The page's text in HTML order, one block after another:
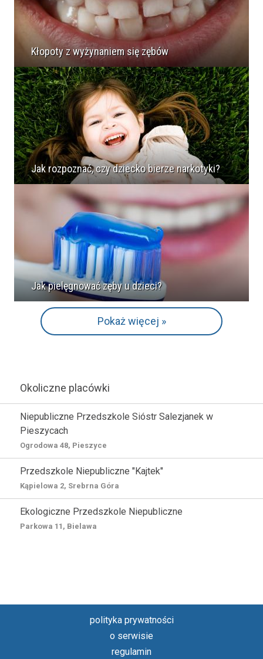
Kłopoty z wyżynaniem się zębów
Jak rozpoznać, czy dziecko bierze narkotyki?
Jak pielęgnować zęby u dzieci?
Pokaż więcej »
Okoliczne placówki
Niepubliczne Przedszkole Sióstr Salezjanek w
Pieszycach
Ogrodowa 48, Pieszyce
Przedszkole Niepubliczne "Kajtek"
Kąpielowa 2, Srebrna Góra
Ekologiczne Przedszkole Niepubliczne
Parkowa 11, Bielawa
polityka prywatności
o serwisie
regulamin